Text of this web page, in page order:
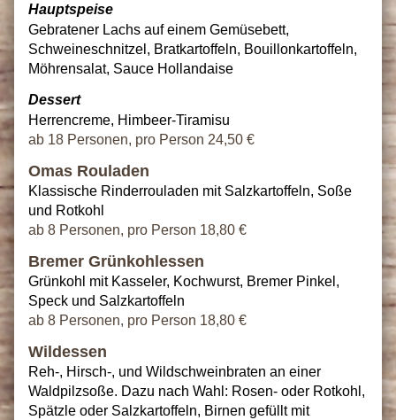
Hauptspeise
Gebratener Lachs auf einem Gemüsebett,
Schweineschnitzel, Bratkartoffeln, Bouillonkartoffeln,
Möhrensalat, Sauce Hollandaise
Dessert
Herrencreme, Himbeer-Tiramisu
ab 18 Personen, pro Person 24,50 €
Omas Rouladen
Klassische Rinderrouladen mit Salzkartoffeln, Soße
und Rotkohl
ab 8 Personen, pro Person 18,80 €
Bremer Grünkohlessen
Grünkohl mit Kasseler, Kochwurst, Bremer Pinkel,
Speck und Salzkartoffeln
ab 8 Personen, pro Person 18,80 €
Wildessen
Reh-, Hirsch-, und Wildschweinbraten an einer
Waldpilzsoße. Dazu nach Wahl: Rosen- oder Rotkohl,
Spätzle oder Salzkartoffeln, Birnen gefüllt mit